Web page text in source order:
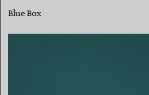
Blue Box